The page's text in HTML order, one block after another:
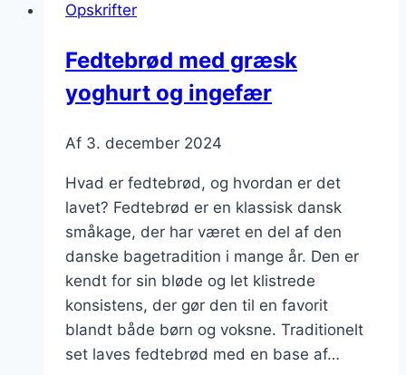
Opskrifter
Fedtebrød med græsk
yoghurt og ingefær
Af 3. december 2024
Hvad er fedtebrød, og hvordan er det
lavet? Fedtebrød er en klassisk dansk
småkage, der har været en del af den
danske bagetradition i mange år. Den er
kendt for sin bløde og let klistrede
konsistens, der gør den til en favorit
blandt både børn og voksne. Traditionelt
set laves fedtebrød med en base af…